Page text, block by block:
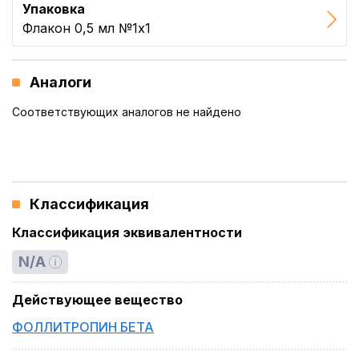
Упаковка
Флакон 0,5 мл №1x1
Аналоги
Соответствующих аналогов не найдено
Классификация
Классификация эквивалентности
N/A
Действующее вещество
ФОЛЛИТРОПИН БЕТА